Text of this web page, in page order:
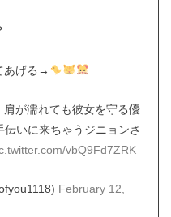
あげる→
が濡れても彼女を守る優
いに来ちゃうジニョンさ
vbQ9Fd7ZRK
February 12,